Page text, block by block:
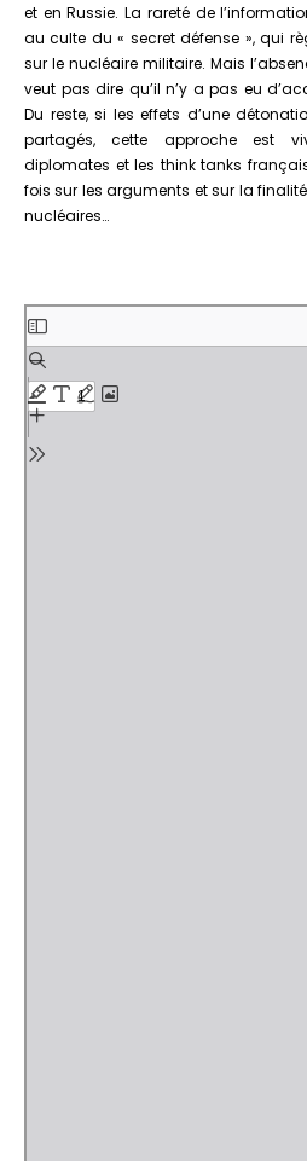
et en Russie. La rareté de
au culte du « secret défense », qui
sur le nucléaire militaire. Mais
veut pas dire qu’il n’y a pas eu
Du reste, si les effets d’une
partagés, cette approche est
diplomates et les think tanks
fois sur les arguments et sur la
nucléaires…
Aller
au
contenu
PDF